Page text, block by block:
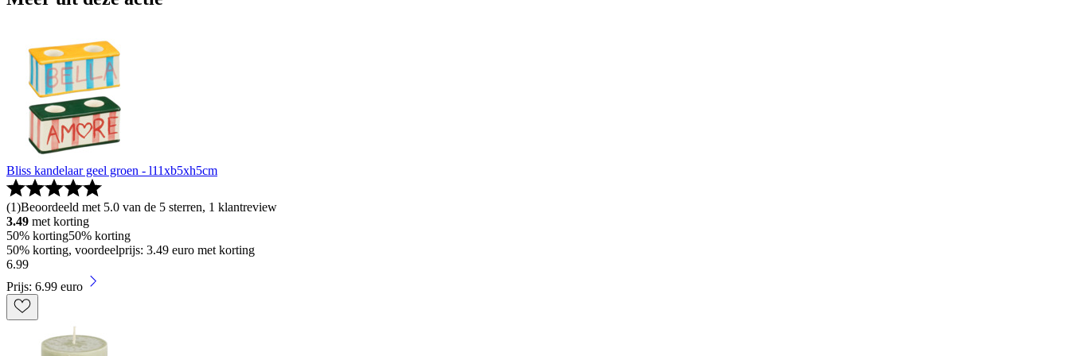
Bliss kandelaar geel groen - l11xb5xh5cm
(1)Beoordeeld met 5.0 van de 5 sterren, 1 klantreview
3.49 met korting
50% korting50% korting
50% korting, voordeelprijs: 3.49 euro met korting
6.99
Prijs: 6.99 euro